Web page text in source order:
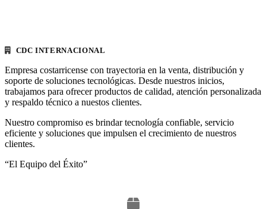
CDC INTERNACIONAL
Empresa costarricense con trayectoria en la venta, distribución y
soporte de soluciones tecnológicas. Desde nuestros inicios,
trabajamos para ofrecer productos de calidad, atención personalizada
y respaldo técnico a nuestos clientes.
Nuestro compromiso es brindar tecnología confiable, servicio
eficiente y soluciones que impulsen el crecimiento de nuestros
clientes.
“El Equipo del Éxito”